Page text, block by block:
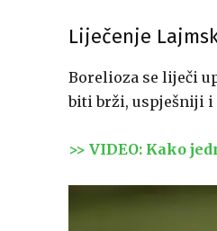
Liječenje
Borelioza se liječi
biti brži, uspješniji
>> VIDEO: Kako